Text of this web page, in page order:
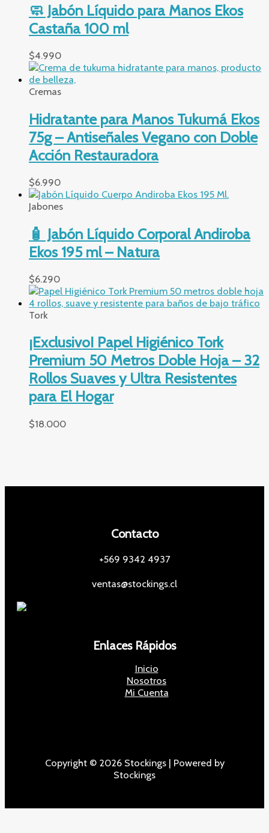
🧼 Jabón Líquido para Manos Ekos
Castaña 100 ml
$4.990
Cremas
Hidratante para Manos Tukumá Ekos
75g – Antiseñales Vegano con Doble
Acción Restauradora
$6.990
Jabones
🧴 Jabón Líquido Corporal Andiroba
Ekos 195 ml – Natura
$6.290
Tork
¡Exclusivo! Papel Higiénico Tork
Premium 50 Metros Doble Hoja – 32
Rollos Suaves y Ultra Resistentes
para El Hogar
$18.000
Contacto
+569 9342 4937
ventas@stockings.cl
Enlaces Rápidos
Inicio
Nosotros
Mi Cuenta
Copyright © 2026 Stockings | Powered by
Stockings